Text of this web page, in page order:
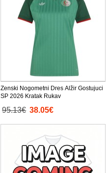
Zenski Nogometni Dres Alžir Gostujuci
SP 2026 Kratak Rukav
95.13€ 38.05€